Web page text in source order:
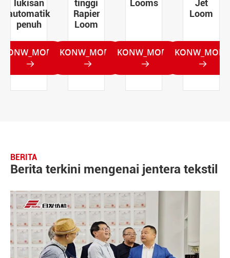
tinggi
Rapier
Loom
KONW_MORE

Looms
KONW_MORE

Jet
KONW_MORE

Loom
KONW_MORE

BERITA
Berita terkini mengenai jentera tekstil